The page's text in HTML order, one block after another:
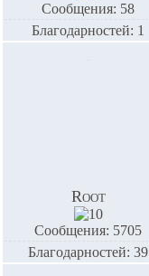
Сообщения: 58
Благодарностей: 1
Root
Сообщения: 5705
Благодарностей: 39